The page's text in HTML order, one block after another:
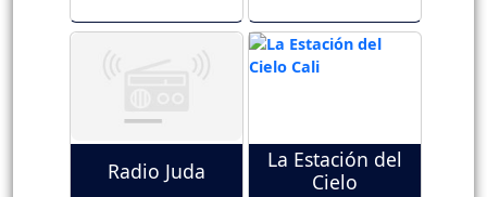
Radio Juda
La Estación del
Cielo